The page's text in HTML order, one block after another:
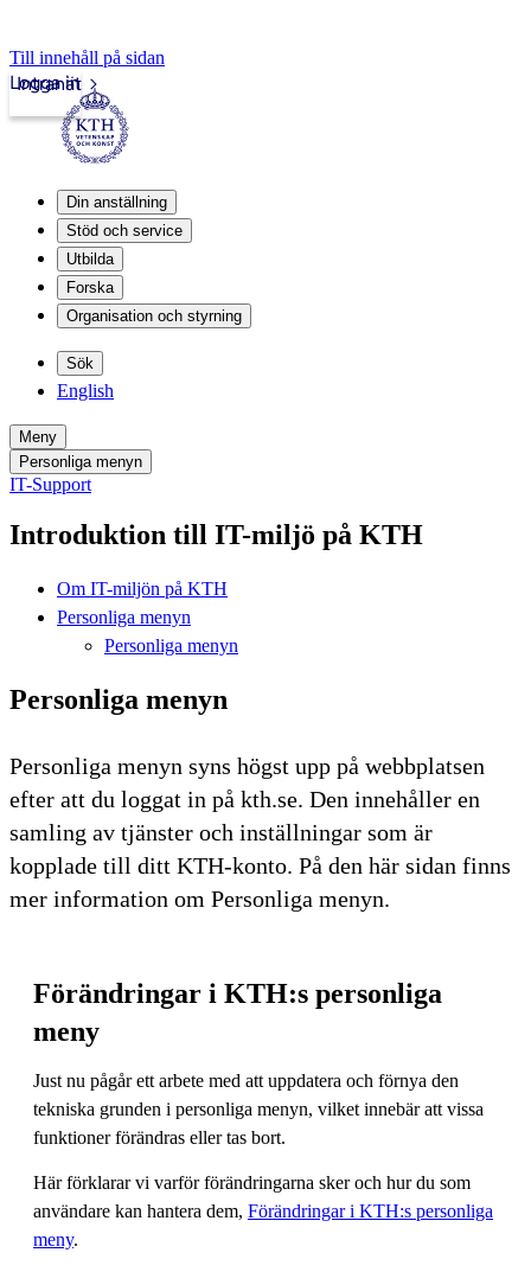
Till innehåll på sidan
Intranät
Logga in
Din anställning
Stöd och service
Utbilda
Forska
Organisation och styrning
Sök
English
Meny
Personliga menyn
IT-Support
Introduktion till IT-miljö på KTH
Om IT-miljön på KTH
Personliga menyn
Personliga menyn
Personliga menyn
Personliga menyn syns högst upp på webbplatsen
efter att du loggat in på kth.se. Den innehåller en
samling av tjänster och inställningar som är
kopplade till ditt KTH-konto. På den här sidan finns
mer information om Personliga menyn.
Förändringar i KTH:s personliga
meny
Just nu pågår ett arbete med att uppdatera och förnya den
tekniska grunden i personliga menyn, vilket innebär att vissa
funktioner förändras eller tas bort.
Här förklarar vi varför förändringarna sker och hur du som
användare kan hantera dem, Förändringar i KTH:s personliga
meny.